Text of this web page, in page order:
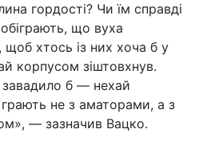
гордості? Чи їм справді
що вуха
щоб хтось із них хоча б у
корпусом зіштовхнув.
б — нехай
не з аматорами, а з
— зазначив Вацко.